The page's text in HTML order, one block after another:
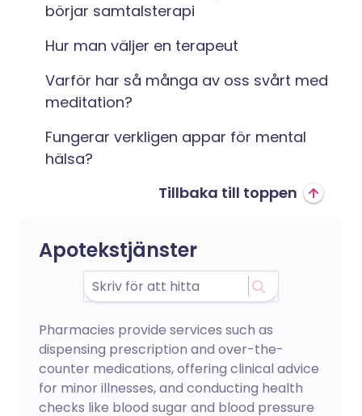
börjar samtalsterapi
Hur man väljer en terapeut
Varför har så många av oss svårt med
meditation?
Fungerar verkligen appar för mental
hälsa?
Tillbaka till toppen
Apotekstjänster
Pharmacies provide services such as
dispensing prescription and over-the-
counter medications, offering clinical advice
for minor illnesses, and conducting health
checks like blood sugar and blood pressure